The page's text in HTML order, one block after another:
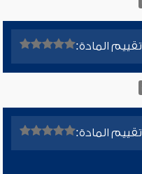
تقييم المادة:
تقييم المادة: